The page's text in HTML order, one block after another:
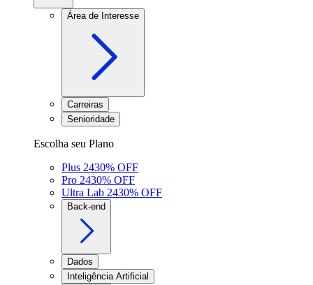
Área de Interesse
Carreiras
Senioridade
Escolha seu Plano
Plus 2430% OFF
Pro 2430% OFF
Ultra Lab 2430% OFF
Back-end
Dados
Inteligência Artificial